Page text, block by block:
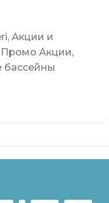
, Акции и
Промо Акции,
бассейны